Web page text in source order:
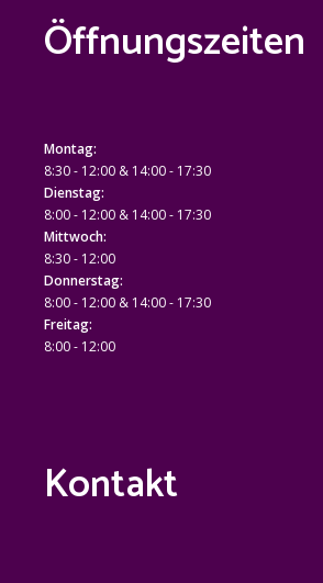
Öffnungszeiten
Montag:
8:30 - 12:00 & 14:00 - 17:30
Dienstag:
8:00 - 12:00 & 14:00 - 17:30
Mittwoch:
8:30 - 12:00
Donnerstag:
8:00 - 12:00 & 14:00 - 17:30
Freitag:
8:00 - 12:00
Kontakt